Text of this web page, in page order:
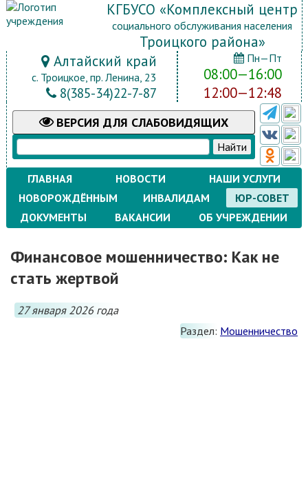
КГБУСО «Комплексный центр
социального обслуживания населения
Троицкого района»
Алтайский край
с. Троицкое, пр. Ленина, 23
8(385-34)22-7-87
Пн—Пт
08:00—16:00
12:00—12:48
ВЕРСИЯ ДЛЯ СЛАБОВИДЯЩИХ
ГЛАВНАЯ НОВОСТИ
НАШИ УСЛУГИ
НОВОРОЖДЁННЫМ
ИНВАЛИДАМ
ЮР-СОВЕТ
ДОКУМЕНТЫ
ВАКАНСИИ ОБ УЧРЕЖДЕНИИ
Финансовое мошенничество: Как не
стать жертвой
27 января 2026 года
Раздел: Мошенничество